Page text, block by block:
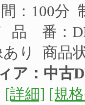
：100分
品 番：
あり 商品
ア：中古
[詳細] [規